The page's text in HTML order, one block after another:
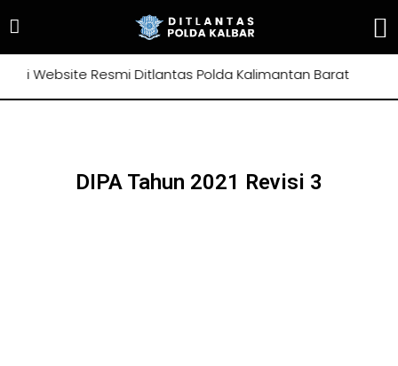
di Website Resmi Ditlantas Polda Kalimantan Barat
DIPA Tahun 2021 Revisi 3